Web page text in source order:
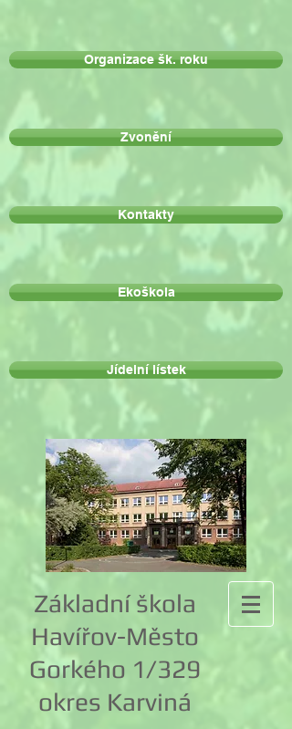
Organizace šk. roku
Zvonění
Kontakty
Ekoškola
Jídelní lístek
Základní škola
Havířov-Město
Gorkého 1/329
okres Karviná